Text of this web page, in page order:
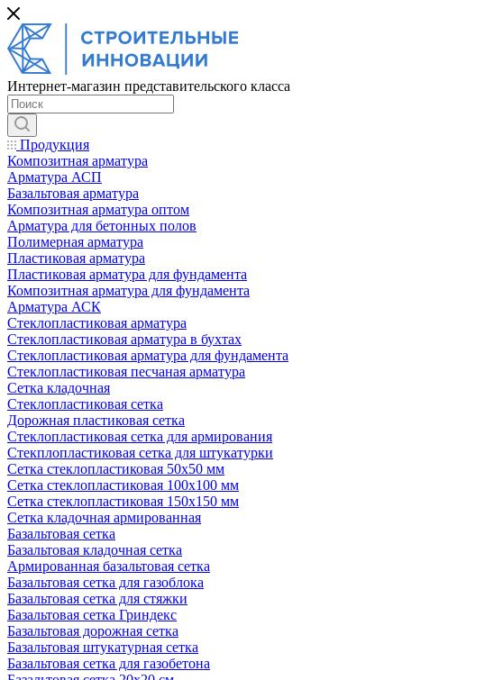
Интернет-магазин представительского класса
Продукция
Композитная арматура
Арматура АСП
Базальтовая арматура
Композитная арматура оптом
Арматура для бетонных полов
Полимерная арматура
Пластиковая арматура
Пластиковая арматура для фундамента
Композитная арматура для фундамента
Арматура АСК
Cтеклопластиковая арматура
Стеклопластиковая арматура в бухтах
Стеклопластиковая арматура для фундамента
Стеклопластиковая песчаная арматура
Сетка кладочная
Стеклопластиковая сетка
Дорожная пластиковая сетка
Стеклопластиковая сетка для армирования
Стекплопластиковая сетка для штукатурки
Сетка стеклопластиковая 50x50 мм
Сетка стеклопластиковая 100x100 мм
Сетка стеклопластиковая 150x150 мм
Сетка кладочная армированная
Базальтовая сетка
Базальтовая кладочная сетка
Армированная базальтовая сетка
Базальтовая сетка для газоблока
Базальтовая сетка для стяжки
Базальтовая сетка Гриндекс
Базальтовая дорожная сетка
Базальтовая штукатурная сетка
Базальтовая сетка для газобетона